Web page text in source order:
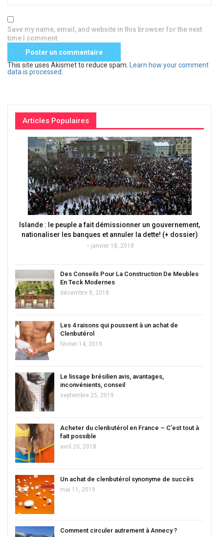
Save my name, email, and website in this browser for the next
time I comment.
This site uses Akismet to reduce spam.
Learn how your comment
data is processed
Articles Populaires
Islande : le peuple a fait démissionner un gouvernement,
nationaliser les banques et annuler la dette! (+ dossier)
janvier 18, 2018
Des Conseils Pour La Construction De Meubles
En Teck Modernes
décembre 8, 2018
Les 4 raisons qui poussent à un achat de
Clenbutérol
février 14, 2019
Le lissage brésilien avis, avantages,
inconvénients, conseil
septembre 25, 2019
Acheter du clenbutérol en France – C’est tout à
fait possible
avril 20, 2018
Un achat de clenbutérol synonyme de succès
mai 11, 2019
Comment circuler autrement à Annecy ?